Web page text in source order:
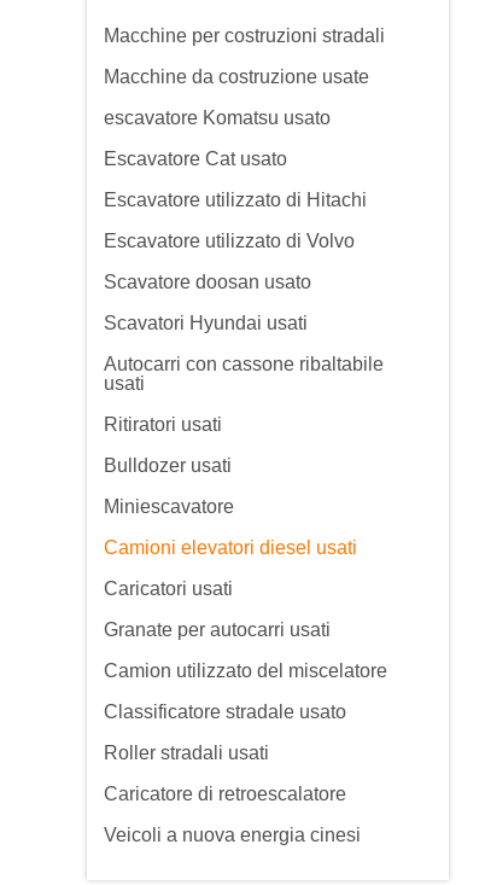
Macchine per costruzioni stradali
Macchine da costruzione usate
escavatore Komatsu usato
Escavatore Cat usato
Escavatore utilizzato di Hitachi
Escavatore utilizzato di Volvo
Scavatore doosan usato
Scavatori Hyundai usati
Autocarri con cassone ribaltabile
usati
Ritiratori usati
Bulldozer usati
Miniescavatore
Camioni elevatori diesel usati
Caricatori usati
Granate per autocarri usati
Camion utilizzato del miscelatore
Classificatore stradale usato
Roller stradali usati
Caricatore di retroescalatore
Veicoli a nuova energia cinesi